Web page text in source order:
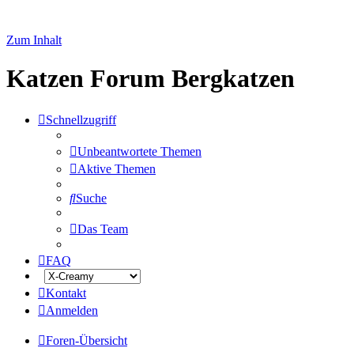
Zum Inhalt
Katzen Forum Bergkatzen
Schnellzugriff
Unbeantwortete Themen
Aktive Themen
Suche
Das Team
FAQ
Kontakt
Anmelden
Foren-Übersicht